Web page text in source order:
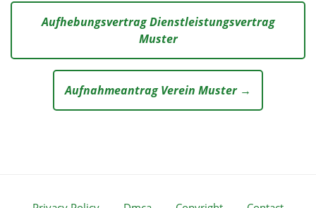
Aufhebungsvertrag Dienstleistungsvertrag
Muster
Aufnahmeantrag Verein Muster →